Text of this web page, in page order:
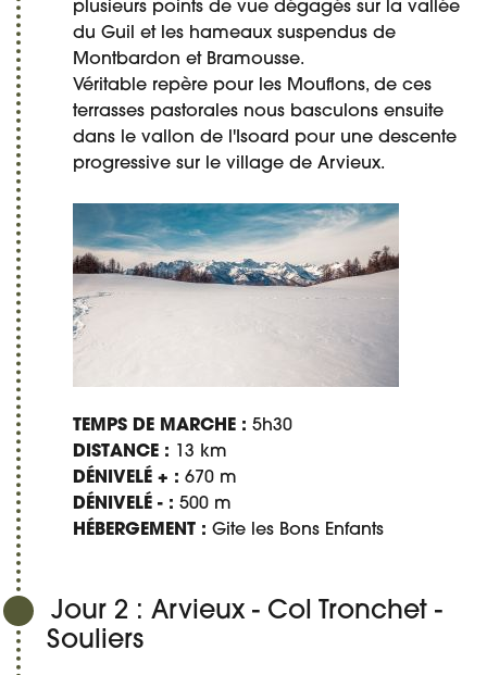
plusieurs points de vue dégagés sur la vallée
du Guil et les hameaux suspendus de
Montbardon et Bramousse.
Véritable repère pour les Mouflons, de ces
terrasses pastorales nous basculons ensuite
dans le vallon de l'Isoard pour une descente
progressive sur le village de Arvieux.
TEMPS DE MARCHE : 5h30
DISTANCE : 13 km
DÉNIVELÉ + : 670 m
DÉNIVELÉ - : 500 m
HÉBERGEMENT : Gite les Bons Enfants
Jour 2 : Arvieux - Col Tronchet -
Souliers